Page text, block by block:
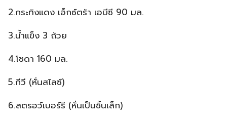
2.กระทิงแดง เอ็กซ์ตร้า เอบีซี 90 มล.
3.น้ำแข็ง 3 ถ้วย
4.โซดา 160 มล.
5.กีวี (หั่นสไลซ์)
6.สตรอว์เบอร์รี (หั่นเป็นชิ้นเล็ก)